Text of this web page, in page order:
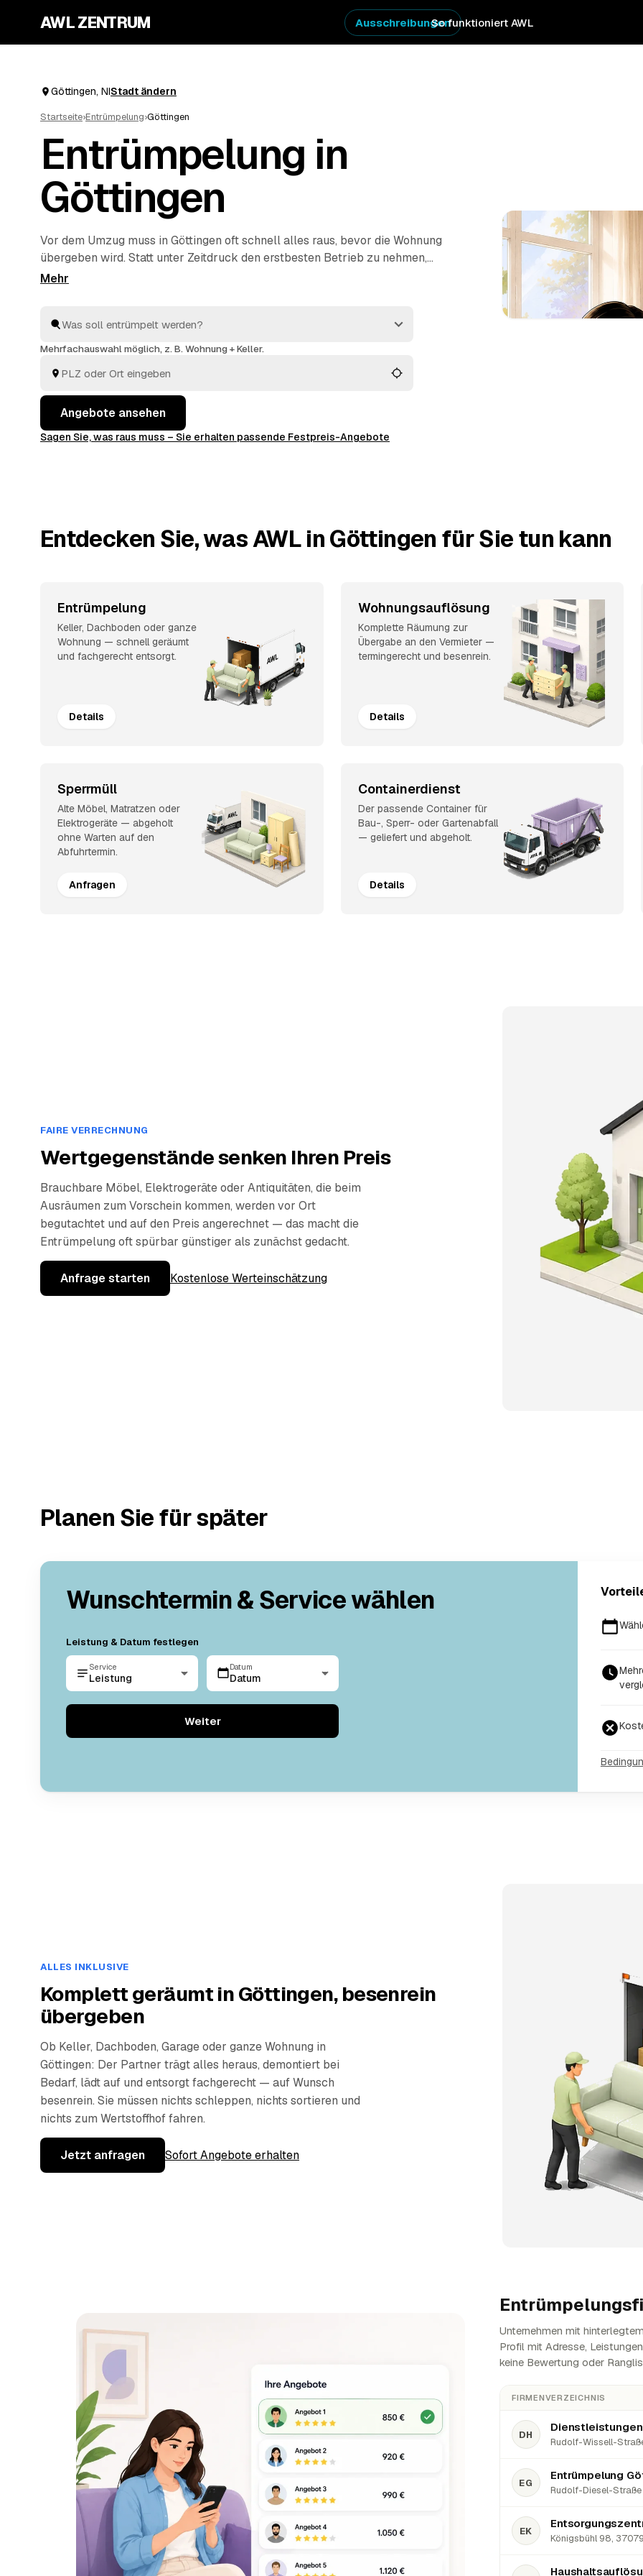
AWL ZENTRUM So funktioniert AWL
Ausschreibungen
Göttingen, NIStadt ändern
Startseite›Entrümpelung›Göttingen
Entrümpelung in
Göttingen
Vor dem Umzug muss in Göttingen oft schnell alles raus, bevor die Wohnung
übergeben wird. Statt unter Zeitdruck den erstbesten Betrieb zu nehmen,
stellen Sie über AWL eine Anfrage und bekommen Festpreis-Angebote
kümmern sich ums Ausräumen und die fachgerechte Entsorgung.
Mehrfachauswahl möglich, z. B. Wohnung + Keller.
Angebote ansehen
Sagen Sie, was raus muss – Sie erhalten passende Festpreis-Angebote
Entdecken Sie, was AWL in Göttingen für Sie tun kann
Entrümpelung
Keller, Dachboden oder ganze
Wohnung — schnell geräumt
und fachgerecht entsorgt.
Details
Wohnungsauflösung
Komplette Räumung zur
Übergabe an den Vermieter —
termingerecht und besenrein.
Details
Sperrmüll
Alte Möbel, Matratzen oder
Elektrogeräte — abgeholt
ohne Warten auf den
Abfuhrtermin.
Anfragen
Containerdienst
Der passende Container für
Bau-, Sperr- oder Gartenabfall
— geliefert und abgeholt.
Details
FAIRE VERRECHNUNG
Wertgegenstände senken Ihren Preis
Brauchbare Möbel, Elektrogeräte oder Antiquitäten, die beim
Ausräumen zum Vorschein kommen, werden vor Ort
begutachtet und auf den Preis angerechnet — das macht die
Entrümpelung oft spürbar günstiger als zunächst gedacht.
Anfrage starten Kostenlose Werteinschätzung
Planen Sie für später
Wunschtermin & Service wählen
Leistung & Datum festlegen
Service
Leistung
Datum
Datum
Weiter
ALLES INKLUSIVE
Komplett geräumt in Göttingen, besenrein
übergeben
Ob Keller, Dachboden, Garage oder ganze Wohnung in
Göttingen: Der Partner trägt alles heraus, demontiert bei
Bedarf, lädt auf und entsorgt fachgerecht — auf Wunsch
besenrein. Sie müssen nichts schleppen, nichts sortieren und
nichts zum Wertstoffhof fahren.
Jetzt anfragen Sofort Angebote erhalten
Unternehmen mit
Profil mit Adresse,
keine Bewertung oder
FIRMENVERZEICHNIS
DH
Rudolf-Wissell-
EG
Entrümpelung
Rudolf-Diesel-
EK
Königsbühl 98,